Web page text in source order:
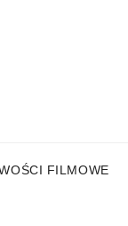
FILMOWE